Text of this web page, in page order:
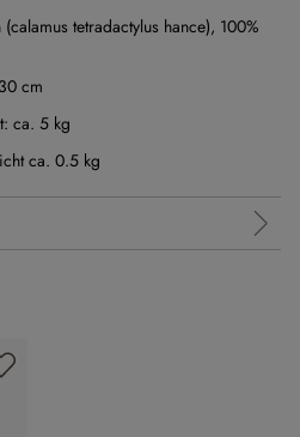
(calamus tetradactylus hance), 100%
cm
ca. 5 kg
ca. 0.5 kg